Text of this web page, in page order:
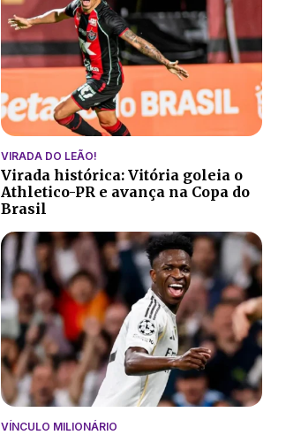
VIRADA DO LEÃO!
Virada histórica: Vitória goleia o
Athletico-PR e avança na Copa do
Brasil
VÍNCULO MILIONÁRIO